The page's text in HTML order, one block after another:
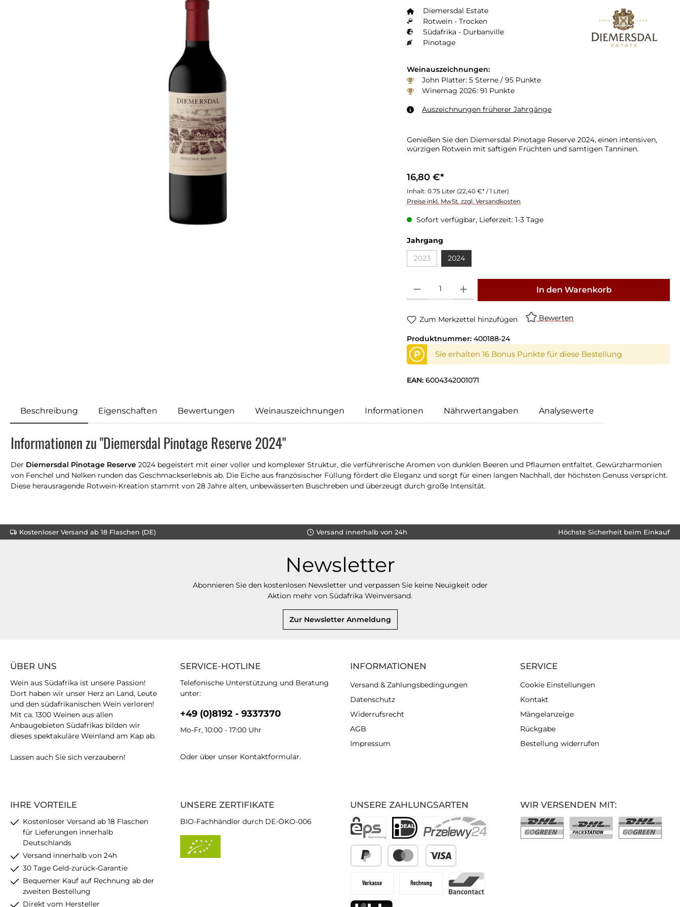
Diemersdal Estate
Rotwein - Trocken
Südafrika - Durbanville
Pinotage
Weinauszeichnungen:
John Platter: 5 Sterne / 95 Punkte
Winemag 2026: 91 Punkte
Auszeichnungen früherer Jahrgänge
Genießen Sie den Diemersdal Pinotage Reserve 2024, einen intensiven,
würzigen Rotwein mit saftigen Früchten und samtigen Tanninen.
16,80 €*
Inhalt: 0.75 Liter (22,40 €* / 1 Liter)
Preise inkl. MwSt. zzgl. Versandkosten
Sofort verfügbar, Lieferzeit: 1-3 Tage
Jahrgang
2023
2024
In den Warenkorb
Zum Merkzettel hinzufügen Bewerten
Produktnummer: 400188-24
P Sie erhalten 16 Bonus Punkte für diese Bestellung
EAN: 6004342001071
Beschreibung Eigenschaften Bewertungen Weinauszeichnungen Informationen Nährwertangaben Analysewerte
Informationen zu "Diemersdal Pinotage Reserve 2024"
Der Diemersdal Pinotage Reserve 2024 begeistert mit einer voller und komplexer Struktur, die verführerische Aromen von dunklen Beeren und Pflaumen entfaltet. Gewürzharmonien
von Fenchel und Nelken runden das Geschmackserlebnis ab. Die Eiche aus französischer Füllung fördert die Eleganz und sorgt für einen langen Nachhall, der höchsten Genuss verspricht.
Diese herausragende Rotwein-Kreation stammt von 28 Jahre alten, unbewässerten Buschreben und überzeugt durch große Intensität.
Kostenloser Versand ab 18 Flaschen (DE) Versand innerhalb von 24h Höchste Sicherheit beim Einkauf
Newsletter
Abonnieren Sie den kostenlosen Newsletter und verpassen Sie keine Neuigkeit oder
Aktion mehr von Südafrika Weinversand.
Zur Newsletter Anmeldung
SERVICE-HOTLINE
Telefonische Unterstützung und Beratung
unter:
+49 (0)8192 - 9337370
Mo-Fr, 10:00 - 17:00 Uhr
Oder über unser Kontaktformular.
IHRE VORTEILE
Kostenloser Versand ab 18 Flaschen
für Lieferungen innerhalb
Deutschlands
Versand innerhalb von 24h
30 Tage Geld-zurück-Garantie
Bequemer Kauf auf Rechnung ab der
zweiten Bestellung
Direkt vom Hersteller
UNSERE ZAHLUNGSARTEN
ÜBER UNS
Wein aus Südafrika ist unsere Passion!
Dort haben wir unser Herz an Land, Leute
und den südafrikanischen Wein verloren!
Mit ca. 1300 Weinen aus allen
Anbaugebieten Südafrikas bilden wir
dieses spektakuläre Weinland am Kap ab.
Lassen auch Sie sich verzaubern!
UNSERE ZERTIFIKATE
BIO-Fachhändler durch DE-ÖKO-006
INFORMATIONEN
Versand & Zahlungsbedingungen
Datenschutz
Widerrufsrecht
AGB
Impressum
SERVICE
Cookie Einstellungen
Kontakt
Mängelanzeige
Rückgabe
Bestellung widerrufen
WIR VERSENDEN MIT: